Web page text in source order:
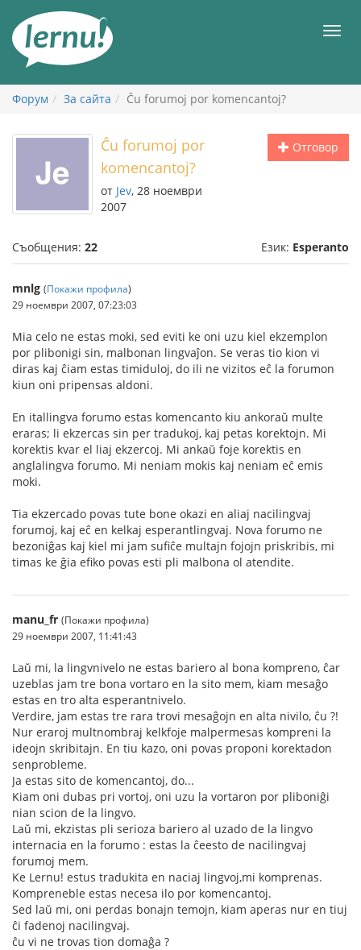
съдържанието
Форум За сайта Ĉu forumoj por komencantoj?
Отговор
Ĉu forumoj por
komencantoj?
от Jev, 28 ноември
2007
Съобщения: 22 Език: Esperanto
mnlg (Покажи профила)
29 ноември 2007, 07:23:03
Mia celo ne estas moki, sed eviti ke oni uzu kiel ekzemplon
por plibonigi sin, malbonan lingvaĵon. Se veras tio kion vi
diras kaj ĉiam estas timiduloj, do ili ne vizitos eĉ la forumon
kiun oni pripensas aldoni.
En itallingva forumo estas komencanto kiu ankoraŭ multe
eraras; li ekzercas sin per tradukoj, kaj petas korektojn. Mi
korektis kvar el liaj ekzercoj. Mi ankaŭ foje korektis en
anglalingva forumo. Mi neniam mokis kaj neniam eĉ emis
moki.
Tia ekzercado povas tute bone okazi en aliaj nacilingvaj
forumoj, kaj eĉ en kelkaj esperantlingvaj. Nova forumo ne
bezoniĝas kaj kiel mi jam sufiĉe multajn fojojn priskribis, mi
timas ke ĝia efiko povas esti pli malbona ol atendite.
manu_fr (Покажи профила)
29 ноември 2007, 11:41:43
Laŭ mi, la lingvnivelo ne estas bariero al bona kompreno, ĉar
uzeblas jam tre bona vortaro en la sito mem, kiam mesaĝo
estas en tro alta esperantnivelo.
Verdire, jam estas tre rara trovi mesaĝojn en alta nivilo, ĉu ?!
Nur eraroj multnombraj kelkfoje malpermesas kompreni la
ideojn skribitajn. En tiu kazo, oni povas proponi korektadon
senprobleme.
Ja estas sito de komencantoj, do...
Kiam oni dubas pri vortoj, oni uzu la vortaron por pliboniĝi
nian scion de la lingvo.
Laŭ mi, ekzistas pli serioza bariero al uzado de la lingvo
internacia en la forumo : estas la ĉeesto de nacilingvaj
forumoj mem.
Ke Lernu! estus tradukita en naciaj lingvoj,mi komprenas.
Kompreneble estas necesa ilo por komencantoj.
Sed laŭ mi, oni perdas bonajn temojn, kiam aperas nur en tiuj
ĉi fadenoj nacilingvaj.
ĉu vi ne trovas tion domaĝa ?